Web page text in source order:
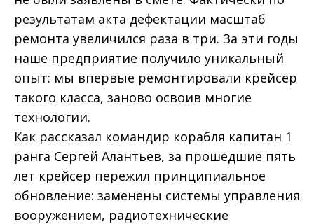
результатам акта дефектации масштаб
ремонта увеличился раза в три. За эти годы
наше предприятие получило уникальный
опыт: мы впервые ремонтировали крейсер
такого класса, заново освоив многие
технологии.
Как рассказал командир корабля капитан 1
ранга Сергей Алантьев, за прошедшие пять
лет крейсер пережил принципиальное
обновление: заменены системы управления
вооружением, радиотехнические